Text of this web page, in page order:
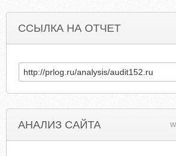
ССЫЛКА НА ОТЧЕТ
АНАЛИЗ САЙТА